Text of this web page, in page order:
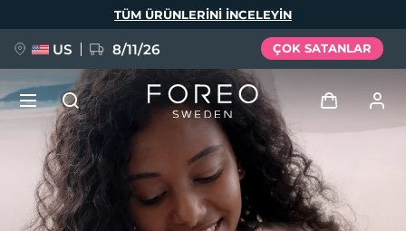
TÜM ÜRÜNLERINI INCELEYIN
US 8/11/26 ÇOK SATANLAR
Kullanici profi̇li̇
YENİ
BREAKING NEWS
Dil Seçimi